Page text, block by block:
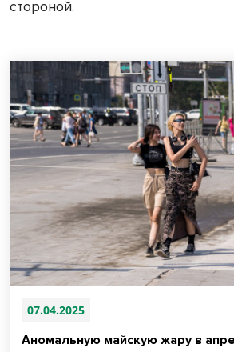
стороной.
07.04.2025
Аномальную майскую жару в